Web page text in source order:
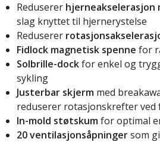
Reduserer hjerneakselerasjon
slag knyttet til hjernerystelse
Reduserer
Fidlock magnetisk spenne for
Solbrille-dockfor enkel og
sykling
Justerbar skjerm med
reduserer rotasjonskrefter ved
In-mold støtskumfor optimal
20 ventilasjonsåpningersom